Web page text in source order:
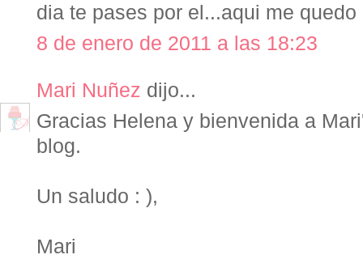
dia te pases por el...aqui me
8 de enero de 2011 a las 18:23
Mari Nuñez dijo...
Gracias Helena y bienvenida a
blog.
Un saludo : ),
Mari